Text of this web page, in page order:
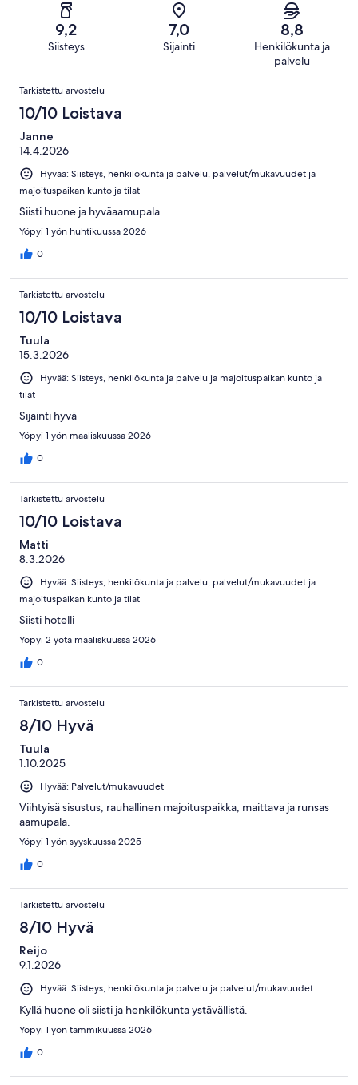
arvostelua
arvostelua
arvostelua
9,2
Siisteys
7,0
Sijainti
8,8
Henkilökunta ja
palvelu
Arvostelut
Tarkistettu arvostelu
10/10 Loistava
Janne
14.4.2026
Hyvää: Siisteys, henkilökunta ja palvelu, palvelut/mukavuudet ja
majoituspaikan kunto ja tilat
Siisti huone ja hyväaamupala
Yöpyi 1 yön huhtikuussa 2026
0
Tarkistettu arvostelu
10/10 Loistava
Tuula
15.3.2026
Hyvää: Siisteys, henkilökunta ja palvelu ja majoituspaikan kunto ja
tilat
Sijainti hyvä
Yöpyi 1 yön maaliskuussa 2026
0
Tarkistettu arvostelu
10/10 Loistava
Matti
8.3.2026
Hyvää: Siisteys, henkilökunta ja palvelu, palvelut/mukavuudet ja
majoituspaikan kunto ja tilat
Siisti hotelli
Yöpyi 2 yötä maaliskuussa 2026
0
Tarkistettu arvostelu
8/10 Hyvä
Tuula
1.10.2025
Hyvää: Palvelut/mukavuudet
Viihtyisä sisustus, rauhallinen majoituspaikka, maittava ja runsas
aamupala.
Yöpyi 1 yön syyskuussa 2025
0
Tarkistettu arvostelu
8/10 Hyvä
Reijo
9.1.2026
Hyvää: Siisteys, henkilökunta ja palvelu ja palvelut/mukavuudet
Kyllä huone oli siisti ja henkilökunta ystävällistä.
Yöpyi 1 yön tammikuussa 2026
0